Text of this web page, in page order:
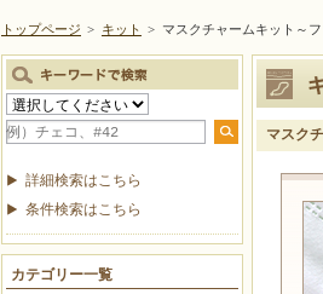
ビーズ・アクセサリ
ビーズ・アクセサリーの専門店 ビーズファクト
TOP まとめて探す
トップページ > キット > マスクチャームキット～
マスク
詳細検索はこちら
条件検索はこちら
カテゴリー一覧